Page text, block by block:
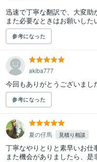
迅速で丁寧な翻訳で、大変助
また必要なときはお願いした
参考になった
akiba777
今回もありがとうございまし
参考になった
夏の仔馬 見積り相談
丁寧なやりとりと素早いお仕
また機会がありましたら、是